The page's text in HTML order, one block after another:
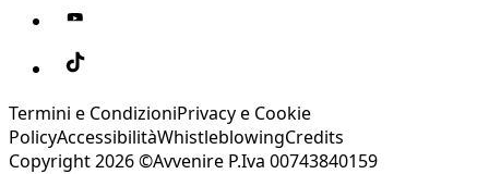
Termini e CondizioniPrivacy e Cookie
PolicyAccessibilitàWhistleblowingCredits
Copyright 2026 ©Avvenire P.Iva 00743840159